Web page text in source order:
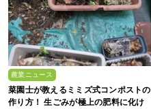
農業ニュース
菜園士が教えるミミズ式コンポストの
作り方！ 生ごみが極上の肥料に化け